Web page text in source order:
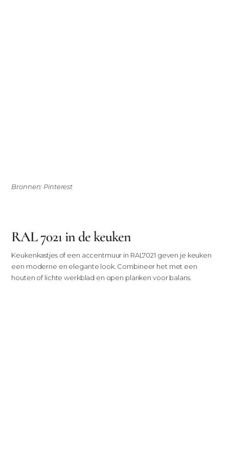
Bronnen: Pinterest
RAL 7021 in de keuken
Keukenkastjes of een accentmuur in RAL7021 geven je keuken
een moderne en elegante look. Combineer het met een
houten of lichte werkblad en open planken voor balans.